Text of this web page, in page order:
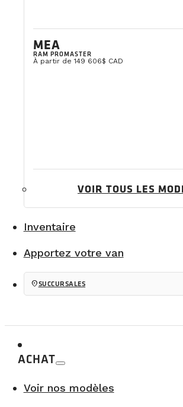
MEA
RAM PROMASTER
À partir de 149 606$ CAD
VOIR TOUS LES
Inventaire
Apportez votre van
location_onSUCCURSALES
ACHAT
Voir nos modèles